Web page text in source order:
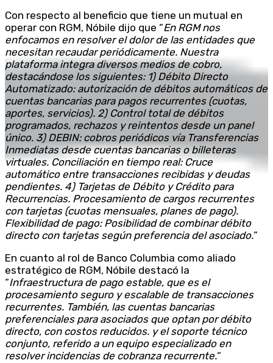
Con respecto al beneficio que tiene un mutual en
operar con RGM, Nóbile dijo que “En RGM nos
enfocamos en resolver el dolor de las entidades que
necesitan recaudar periódicamente. Nuestra
plataforma integra diversos medios de cobro,
destacándose los siguientes: 1) Débito Directo
Automatizado: autorización de débitos automáticos de
cuentas bancarias para pagos recurrentes (cuotas,
aportes, servicios). 2) Control total de débitos
programados, rechazos y reintentos desde un panel
único. 3) DEBIN: cobros periódicos vía Transferencias
Inmediatas desde cuentas bancarias o billeteras
virtuales. Conciliación en tiempo real: Cruce
automático entre transacciones recibidas y deudas
pendientes. 4) Tarjetas de Débito y Crédito para
Recurrencias. Procesamiento de cargos recurrentes
con tarjetas (cuotas mensuales, planes de pago).
Flexibilidad de pago: Posibilidad de combinar débito
directo con tarjetas según preferencia del asociado.”
En cuanto al rol de Banco Columbia como aliado
estratégico de RGM, Nóbile destacó la
“Infraestructura de pago estable, que es el
procesamiento seguro y escalable de transacciones
recurrentes. También, las cuentas bancarias
preferenciales para asociados que optan por débito
directo, con costos reducidos. y el soporte técnico
conjunto, referido a un equipo especializado en
resolver incidencias de cobranza recurrente.“